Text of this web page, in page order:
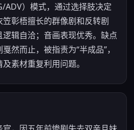
ADV）模式，通过选择肢决定
彰梧擅长的群像剧和反转剧
辑自洽；音画表现优秀。缺点
然而止，被指责为“半成品”，
素材重复利用问题。